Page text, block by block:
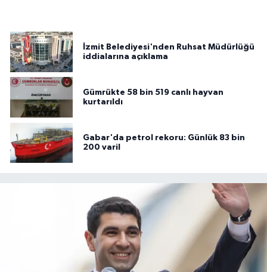
İzmit Belediyesi'nden Ruhsat Müdürlüğü
iddialarına açıklama
Gümrükte 58 bin 519 canlı hayvan
kurtarıldı
Gabar'da petrol rekoru: Günlük 83 bin
200 varil